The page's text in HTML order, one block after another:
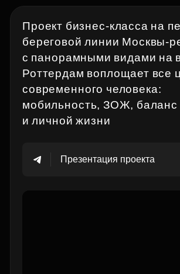
Проект бизнес‑класса на
береговой линии
с панорамными видами на
Роттердам воплощает все
современного человека:
мобильность, ЗОЖ, баланс
и личной жизни
Презентация проекта